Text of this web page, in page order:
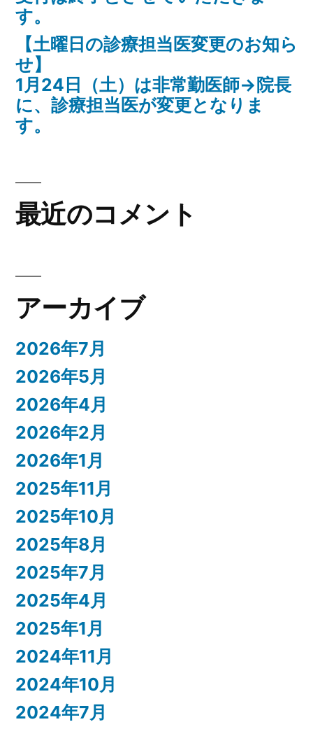
す。
【土曜日の診療担当医変更のお知ら
せ】
1月24日（土）は非常勤医師→院長
に、診療担当医が変更となりま
す。
最近のコメント
アーカイブ
2026年7月
2026年5月
2026年4月
2026年2月
2026年1月
2025年11月
2025年10月
2025年8月
2025年7月
2025年4月
2025年1月
2024年11月
2024年10月
2024年7月